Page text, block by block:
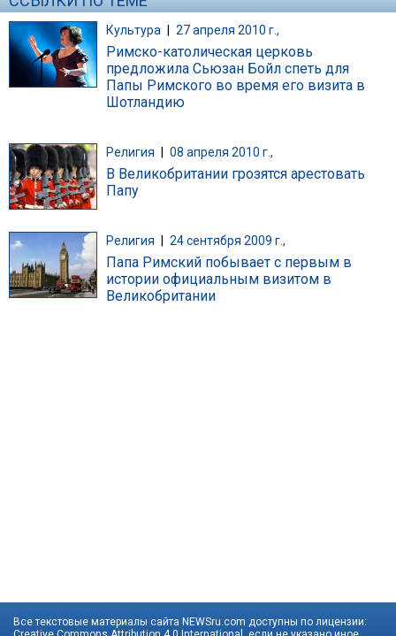
Культура | 27 апреля 2010 г.,
Римско-католическая церковь
предложила Сьюзан Бойл спеть для
Папы Римского во время его визита в
Шотландию
Религия 08 апреля 2010 г.,
В Великобритании грозятся арестовать
Папу
Религия 24 сентября 2009 г.,
Папа Римский побывает с первым в
истории официальным визитом в
Великобритании
Все текстовые материалы сайта NEWSru.com доступны по лицензии: